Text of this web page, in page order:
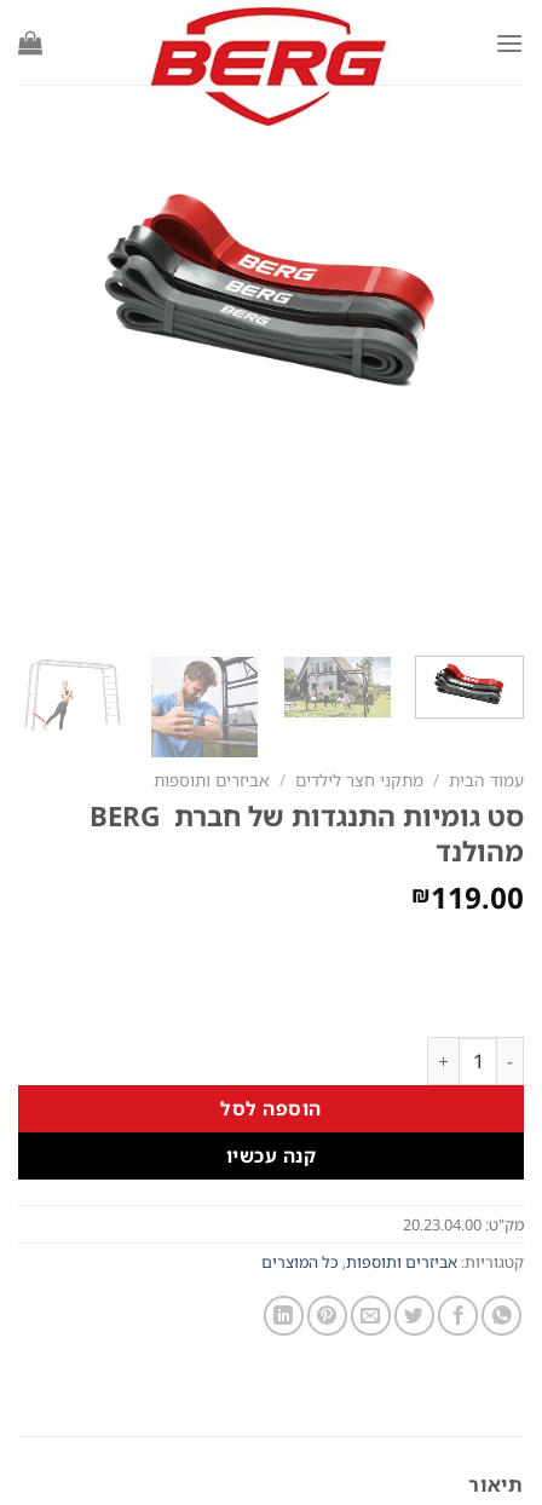
עמוד הבית / מתקני חצר לילדים / אביזרים ותוספות
סט גומיות התנגדות של חברת BERG
מהולנד
₪119.00
כמות של סט גומיות התנגדות של חברת BERG מהולנד
הוספה לסל
קנה עכשיו
מק"ט: 20.23.04.00
קטגוריות: אביזרים ותוספות, כל המוצרים
תיאור